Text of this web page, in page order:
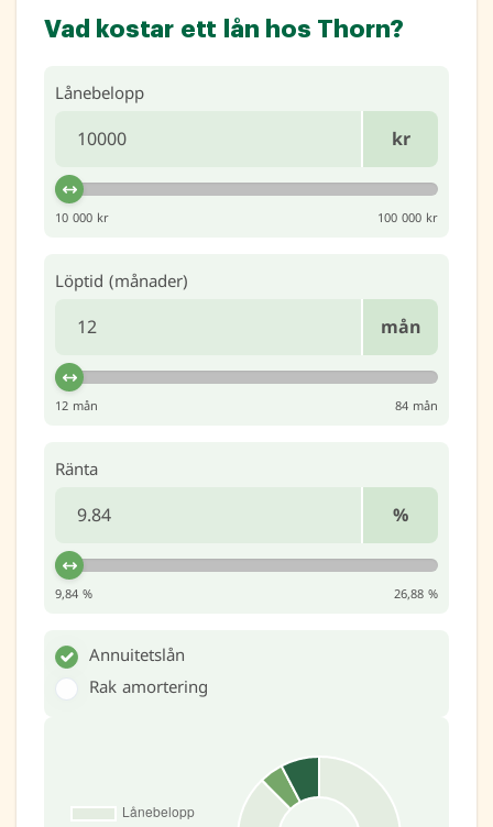
Vad kostar ett lån hos Thorn?
Lånebelopp
kr
10 000 kr 100 000 kr
Löptid (månader)
mån
12 mån 84 mån
Ränta
%
9,84 % 26,88 %
Annuitetslån
Rak amortering